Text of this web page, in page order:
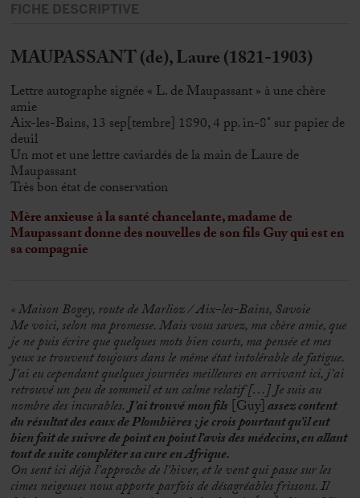
FICHE DESCRIPTIVE
MAUPASSANT (de), Laure (1821-1903)
Lettre autographe signée « L. de Maupassant » à une chère
amie
Aix-les-Bains, 13 sep[tembre] 1890, 4 pp. in-8° sur papier de
deuil
Un mot et une lettre caviardés de la main de Laure de
Maupassant
Très bon état de conservation
Mère anxieuse à la santé chancelante, madame de
Maupassant donne des nouvelles de son fils Guy qui est en
sa compagnie
« Maison Bogey, route de Marlioz / Aix-les-Bains, Savoie
Me voici, selon ma promesse. Mais vous savez, ma chère amie, que
je ne puis écrire que quelques mots bien courts, ma pensée et mes
yeux se trouvent toujours dans le même état intolérable de fatigue.
J’ai eu cependant quelques journées meilleures en arrivant ici, j’ai
retrouvé un peu de sommeil et un calme relatif […] Je suis au
nombre des incurables.J’ai trouvé mon fils [Guy]assez content
du résultat des eaux de Plombières ; je crois pourtant qu’il eut
bien fait de suivre de point en point l’avis des médecins, en allant
tout de suite compléter sa cure en Afrique.
On sent ici déjà l’approche de l’hiver, et le vent qui passe sur les
cimes neigeuses nous apporte parfois de désagréables frissons. Il